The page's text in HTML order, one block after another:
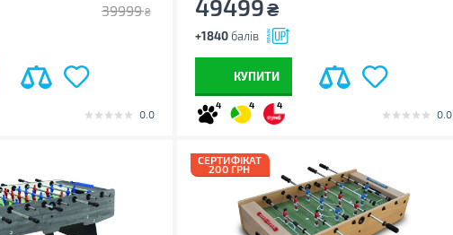
39999 ₴
0.0
49499₴
+1840балів
КУПИТИ
4 4 4
0.0
СЕРТИФІКАТ
200 ГРН